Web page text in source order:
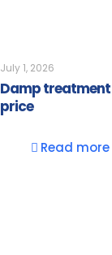
July 1, 2026
Damp
price
Read more